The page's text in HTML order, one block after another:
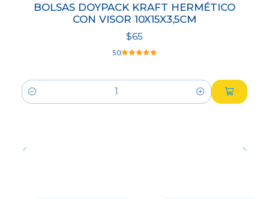
BOLSAS DOYPACK KRAFT HERMÉTICO
CON VISOR 10X15X3,5CM
$65
5.0
Cantidad